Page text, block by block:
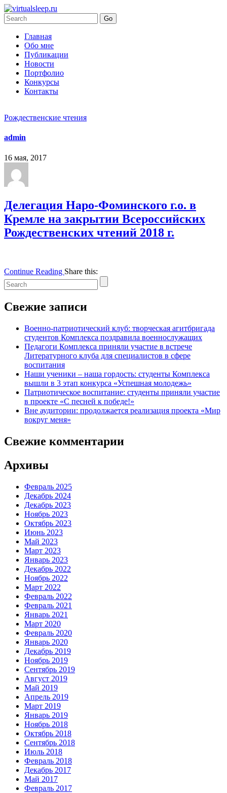
Главная
Обо мне
Публикации
Новости
Портфолио
Конкурсы
Контакты
Рождественские чтения
admin
16 мая, 2017
Делегация Наро-Фоминского г.о. в
Кремле на закрытии Всероссийских
Рождественских чтений 2018 г.
Continue Reading Share this:
Свежие записи
Военно-патриотический клуб: творческая агитбригада
студентов Комплекса поздравила военнослужащих
Педагоги Комплекса приняли участие в встрече
Литературного клуба для специалистов в сфере
воспитания
Наши ученики – наша гордость: студенты Комплекса
вышли в 3 этап конкурса «Успешная молодежь»
Патриотическое воспитание: студенты приняли участие
в проекте «С песней к победе!»
Вне аудитории: продолжается реализация проекта «Мир
вокруг меня»
Свежие комментарии
Архивы
Февраль 2025
Декабрь 2024
Декабрь 2023
Ноябрь 2023
Октябрь 2023
Июнь 2023
Май 2023
Март 2023
Январь 2023
Декабрь 2022
Ноябрь 2022
Март 2022
Февраль 2022
Февраль 2021
Январь 2021
Март 2020
Февраль 2020
Январь 2020
Декабрь 2019
Ноябрь 2019
Сентябрь 2019
Август 2019
Май 2019
Апрель 2019
Март 2019
Январь 2019
Ноябрь 2018
Октябрь 2018
Сентябрь 2018
Июль 2018
Февраль 2018
Декабрь 2017
Май 2017
Февраль 2017